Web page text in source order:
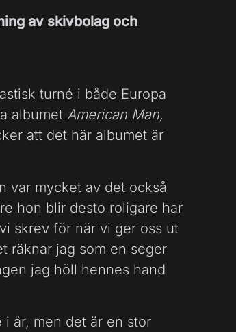
av skivbolag och
turné i både Europa
albumet American Man,
att det här albumet är
var mycket av det också
hon blir desto roligare har
skrev för när vi ger oss ut
räknar jag som en seger
jag höll hennes hand
i år, men det är en stor